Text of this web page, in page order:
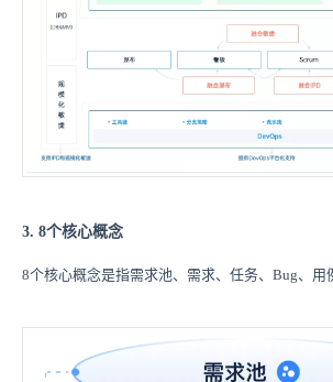
3. 8个核心概念
8个核心概念是指需求池、需求、任务、Bug、用